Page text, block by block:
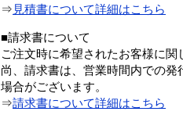
⇒ 見積書について詳細はこちら
■請求書について
ご注文時に希望されたお客様に関
尚、請求書は、営業時間内での
場合がございます。
⇒請求書について詳細はこちら